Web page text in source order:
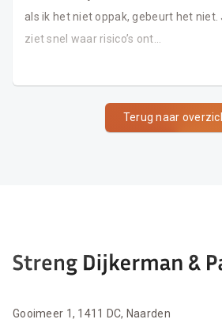
als ik het niet oppak, gebeurt het
ziet snel waar risico’s ont...
Terug naar
Gooimeer 1, 1411 DC, Naarden